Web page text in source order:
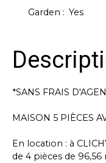
Garden : Yes
*SANS FRAIS
MAISON 5 PIÈCES
En location : à
de 4 pièces de 96,56